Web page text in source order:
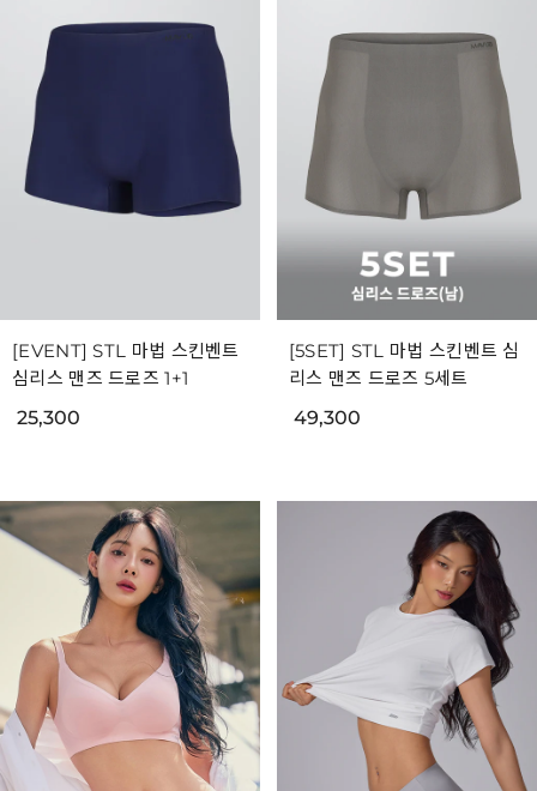
[EVENT] STL 마법 스킨벤트
심리스 맨즈 드로즈 1+1
25,300
[5SET] STL 마법 스킨벤트 심
리스 맨즈 드로즈 5세트
49,300